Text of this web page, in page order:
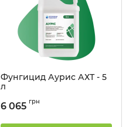
Фунгицид Аурис АХТ - 5
л
6 065 грн